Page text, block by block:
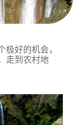
极好的机会，
走到农村地